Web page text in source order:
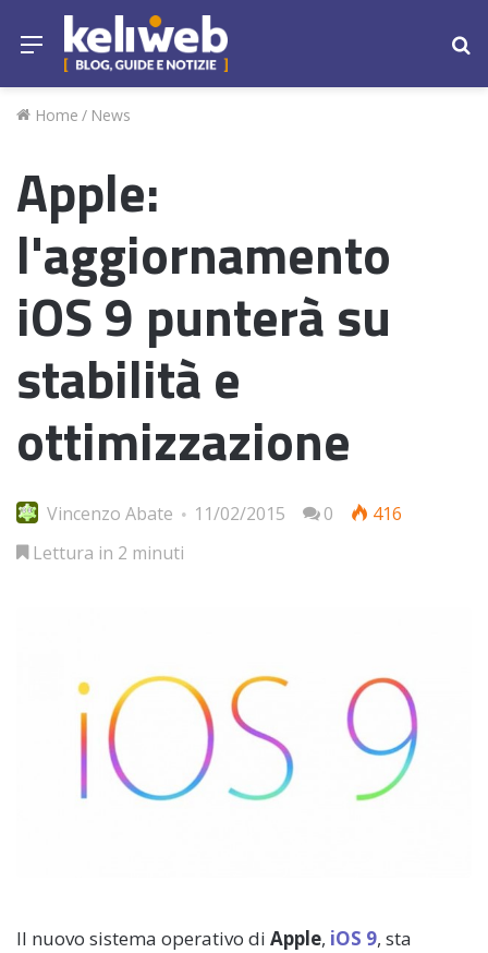
Menu
Home / News
Apple:
l'aggiornamento
iOS 9 punterà su
stabilità e
ottimizzazione
Vincenzo Abate 11/02/2015 0
416
Lettura in 2 minuti
Il nuovo sistema operativo di Apple, iOS 9, sta